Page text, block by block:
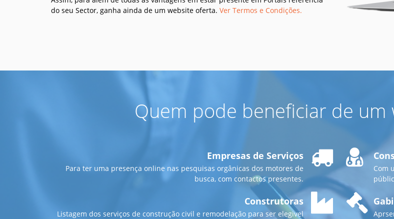
do seu Sector, ganha ainda de um website oferta. Ver Termos e Condições.
Quem pode beneficiar de um
Empresas de Serviços
Para ter uma presença online nas pesquisas orgânicas dos motores de
busca, com contactos presentes.
Construtoras
Listagem dos serviços de construção civil e remodelação para ser elegivel
Com